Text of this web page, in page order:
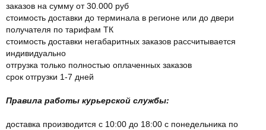
заказов на сумму от 30.000 руб
стоимость доставки до терминала в регионе или до двери
получателя по тарифам ТК
стоимость доставки негабаритных заказов рассчитывается
индивидуально
отгрузка только полностью оплаченных заказов
срок отгрузки 1-7 дней
Правила работы курьерской службы:
доставка производится с 10:00 до 18:00 с понедельника по